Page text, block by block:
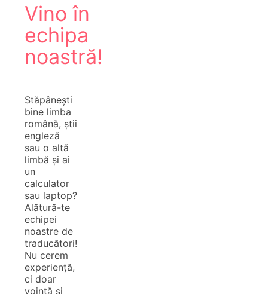
Vino în
echipa
noastră!
Stăpânești
bine limba
română, știi
engleză
sau o altă
limbă și ai
un
calculator
sau laptop?
Alătură-te
echipei
noastre de
traducători!
Nu cerem
experiență,
ci doar
voință și